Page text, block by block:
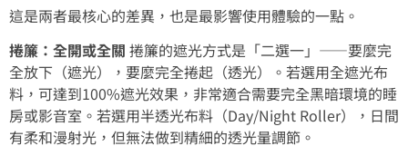
這是兩者最核心的差異，也是最影響使用體驗的一點。
捲簾：全開或全關 捲簾的遮光方式是「二選一」——要麼完
全放下（遮光），要麼完全捲起（透光）。若選用全遮光布
料，可達到100%遮光效果，非常適合需要完全黑暗環境的睡
房或影音室。若選用半透光布料（Day/Night Roller），日間
有柔和漫射光，但無法做到精細的透光量調節。